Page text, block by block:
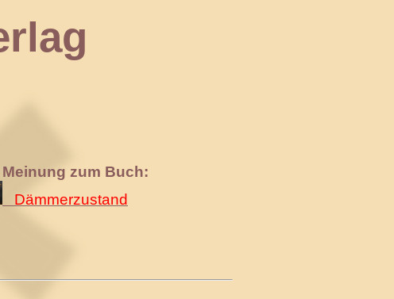
zum Buch:
Dämmerzustand